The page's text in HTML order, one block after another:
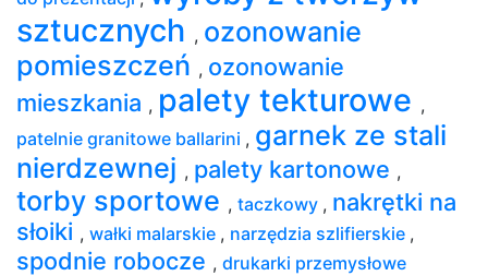
sztucznych , ozonowanie
pomieszczeń , ozonowanie
mieszkania , palety tekturowe ,
patelnie granitowe ballarini , garnek ze stali
nierdzewnej , palety kartonowe ,
torby sportowe , taczkowy , nakrętki na
słoiki , wałki malarskie , narzędzia szlifierskie ,
spodnie robocze , drukarki przemysłowe